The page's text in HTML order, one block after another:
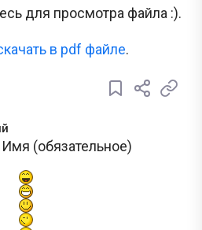
для просмотра файла :).
в pdf файле.
Имя (обязательное)